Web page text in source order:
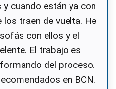
cuando están ya con
los traen de vuelta. He
con ellos y el
El trabajo es
del proceso.
en BCN.